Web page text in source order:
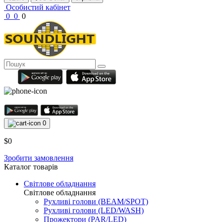
Особистий кабінет
0 0 0
0
$0
Зробити замовлення
Каталог товарів
Світлове обладнання
Світлове обладнання
Рухливі голови (BEAM/SPOT)
Рухливі голови (LED/WASH)
Прожектори (PAR/LED)